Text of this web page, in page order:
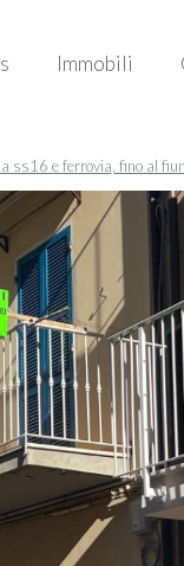
Immobili
ss16 e ferrovia, fino al